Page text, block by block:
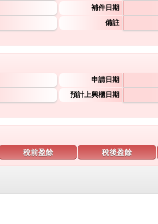
補件日期
備註
申請日期
預計上興櫃日期
稅前盈餘 稅後盈餘